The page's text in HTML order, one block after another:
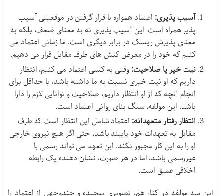
آسیب پذیری: اعتماد همواره با قرار گرفتن در موقعیتی آسیب
پذیر همراه است. این آسیب پذیری نه به معنای ضعف، بلکه به
معنای پذیرش ریسک در برابر دیگری است. ما زمانی اعتماد می
کنیم که خود را در معرض کنش های طرف مقابل قرار می دهیم.
نیت خیر یا صلاحیت:وقتی به کسی اعتماد می کنیم، انتظار
داریم که او نیت خیری نسبت به ما داشته باشد، یا حداقل برای
انجام آنچه که از او انتظار داریم، صلاحیت و توانایی لازم را دارا
باشد. این مولفه، سنگ بنای روانی اعتماد است.
انتظار رفتار متعهدانه: اعتماد شامل این انتظار است که طرف
مقابل به تعهدات خود پایبند باشد، حتی اگر هیچ نیروی خارجی
او را به این کار مجبور نکند. این تعهد می تواند رسمی یا
غیررسمی باشد، اما در هر صورت، نشان دهنده یک رابطه
اخلاقی عمیق است.
این سه مولفه در کنار هم، تصویری پیچیده و چندوجهی از اعتماد را